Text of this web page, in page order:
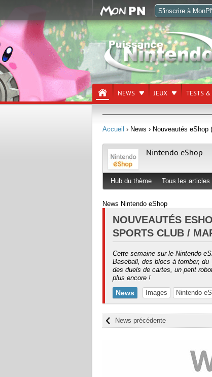
NEWS JEUX TESTS &
Accueil › News › Nouveautés
Nintendo eShop
Hub du thème Tous les articles
News Nintendo eShop
NOUVEAUTÉS
SPORTS CLUB /
Cette semaine sur le Nintendo
Baseball, des blocs à tomber, du
des duels de cartes, un petit
plus encore !
News Images Nintendo
News précédente
S'inscrire à